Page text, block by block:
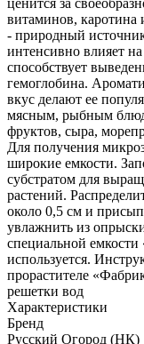
ценится за
витаминов, каротина
- природный
интенсивно влияет
способствует
гемоглобина.
вкус делают ее
мясным, рыбным
фруктов, сыра,
Для получения
широкие емкости.
субстратом для
растений.
около 0,5 см и
увлажнить из
специальной
используется.
прорастителе
решетки вод
Характеристики
Бренд
Русский Огород (НК)